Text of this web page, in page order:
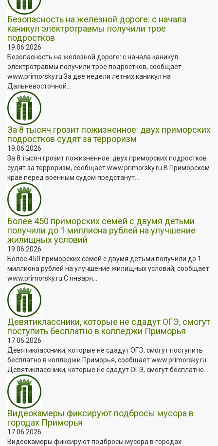
Безопасность на железной дороге: с начала
каникул электротравмы получили трое
подростков
19.06.2026
Безопасность на железной дороге: с начала каникул
электротравмы получили трое подростков, сообщает
www.primorsky.ru За две недели летних каникул на
Дальневосточной...
За 8 тысяч грозит пожизненное: двух приморских
подростков судят за терроризм
19.06.2026
За 8 тысяч грозит пожизненное: двух приморских подростков
судят за терроризм, сообщает www.primorsky.ru В Приморском
крае перед военным судом предстанут...
Более 450 приморских семей с двумя детьми
получили до 1 миллиона рублей на улучшение
жилищных условий
19.06.2026
Более 450 приморских семей с двумя детьми получили до 1
миллиона рублей на улучшение жилищных условий, сообщает
www.primorsky.ru С января...
Девятиклассники, которые не сдадут ОГЭ, смогут
поступить бесплатно в колледжи Приморья
17.06.2026
Девятиклассники, которые не сдадут ОГЭ, смогут поступить
бесплатно в колледжи Приморья, сообщает www.primorsky.ru
Девятиклассники, которые не сдадут ОГЭ, смогут бесплатно...
Видеокамеры фиксируют подбросы мусора в
городах Приморья
17.06.2026
Видеокамеры фиксируют подбросы мусора в городах